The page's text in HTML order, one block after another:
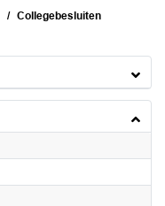
Collegebesluiten